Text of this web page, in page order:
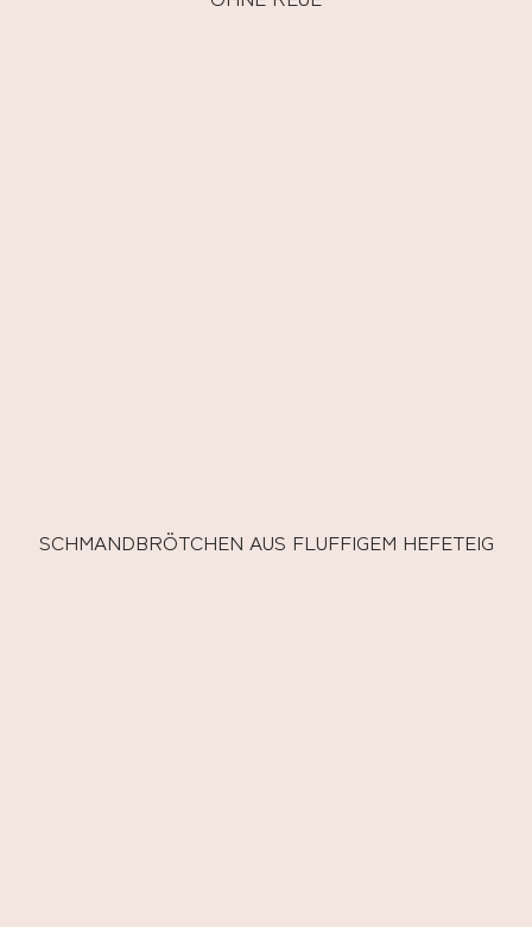
SCHMANDBRÖTCHEN AUS FLUFFIGEM HEFETEIG